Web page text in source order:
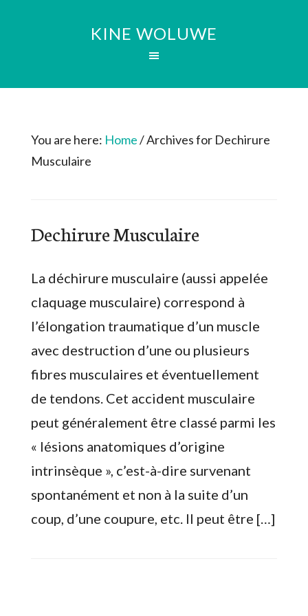
KINE WOLUWE
You are here: Home/Archives for Dechirure
Musculaire
Dechirure Musculaire
La déchirure musculaire (aussi appelée
claquage musculaire) correspond à
l’élongation traumatique d’un muscle
avec destruction d’une ou plusieurs
fibres musculaires et éventuellement
de tendons. Cet accident musculaire
peut généralement être classé parmi les
« lésions anatomiques d’origine
intrinsèque », c’est-à-dire survenant
spontanément et non à la suite d’un
coup, d’une coupure, etc. Il peut être […]